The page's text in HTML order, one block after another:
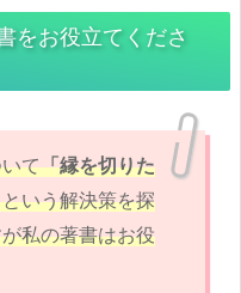
をお役立てくださ
て「縁を切りた
いう解決策を探
私の著書はお役